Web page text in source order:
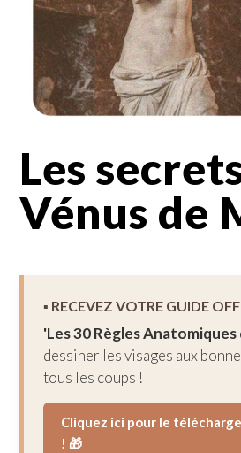
Les
Vénus de
▪︎ RECEVEZ VOTRE GUIDE
'Les 30 Règles
dessiner les visages aux
tous les coups !
Cliquez ici pour le
! 🎁